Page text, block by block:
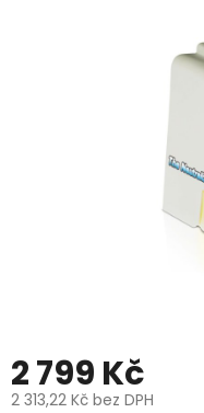
2 799 Kč
2 313,22 Kč bez DPH